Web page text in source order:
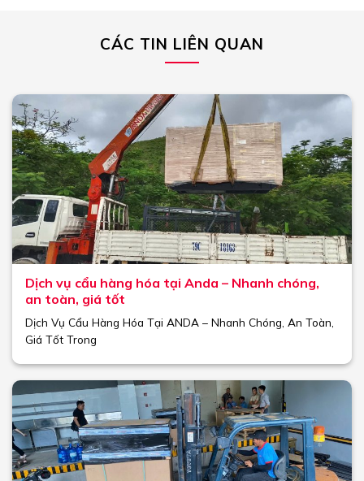
CÁC TIN LIÊN QUAN
Dịch vụ cẩu hàng hóa tại Anda – Nhanh chóng,
an toàn, giá tốt
Dịch Vụ Cẩu Hàng Hóa Tại ANDA – Nhanh Chóng, An Toàn,
Giá Tốt Trong